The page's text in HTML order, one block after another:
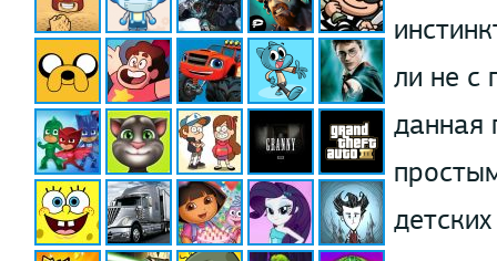
ли не с
данная